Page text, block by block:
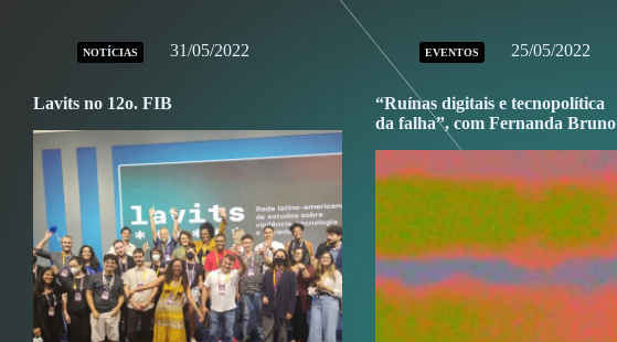
NOTÍCIAS 31/05/2022
Lavits no 12o. FIB
EVENTOS 25/05/2022
“Ruínas digitais e tecnopolítica
da falha”, com Fernanda Bruno